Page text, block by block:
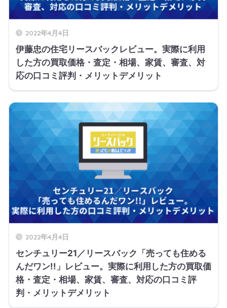
2022年4月4日
伊藤忠の住宅リースバックレビュー。実際に利用
した方の買取価格・査定・相場、家賃、審査、対
応の口コミ評判・メリットデメリット
2022年4月4日
センチュリー21／リースバック「売っても住める
んだワン!!」レビュー。実際に利用した方の買取価
格・査定・相場、家賃、審査、対応の口コミ評
判・メリットデメリット